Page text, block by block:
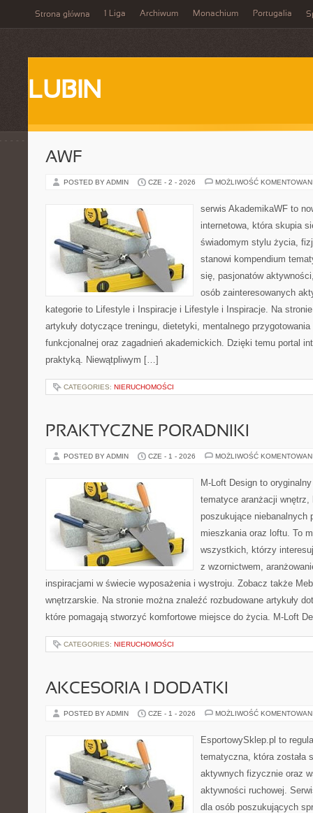
Strona główna 1 Liga Archiwum Monachium Portugalia
LUBIN
AWF
POSTED BY ADMIN CZE - 2 - 2026 MOŻLIWOŚĆ
serwis AkademikaWF to
internetowa, która skupia
świadomym stylu życia,
stanowi kompendium
się, pasjonatów
osób zainteresowanych
kategorie to Lifestyle i Inspiracje i Lifestyle i Inspiracje. Na
artykuły dotyczące treningu, dietetyki, mentalnego
funkcjonalnej oraz zagadnień akademickich. Dzięki temu portal
praktyką. Niewątpliwym […]
CATEGORIES: NIERUCHOMOŚCI
PRAKTYCZNE PORADNIKI
POSTED BY ADMIN CZE - 1 - 2026 MOŻLIWOŚĆ
M-Loft Design to
tematyce aranżacji
poszukujące niebanalnych
mieszkania oraz loftu. To
wszystkich, którzy
z wzornictwem,
inspiracjami w świecie wyposażenia i wystroju. Zobacz także
wnętrzarskie. Na stronie można znaleźć rozbudowane artykuły
które pomagają stworzyć komfortowe miejsce do życia. M-Loft
CATEGORIES: NIERUCHOMOŚCI
AKCESORIA I DODATKI
POSTED BY ADMIN CZE - 1 - 2026 MOŻLIWOŚĆ
EsportowySklep.pl to
tematyczna, która została
aktywnych fizycznie oraz
aktywności ruchowej.
dla osób poszukujących